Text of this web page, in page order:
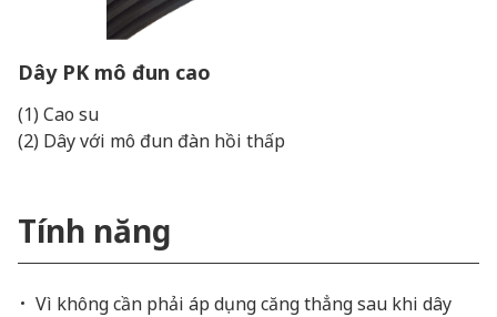
Dây PK mô đun cao
(1) Cao su
(2) Dây với mô đun đàn hồi thấp
Tính năng
Vì không cần phải áp dụng căng thẳng sau khi dây